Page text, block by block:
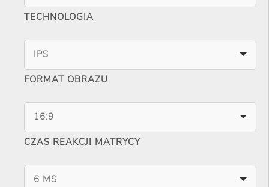
TECHNOLOGIA
IPS
FORMAT OBRAZU
16:9
CZAS REAKCJI MATRYCY
6 MS